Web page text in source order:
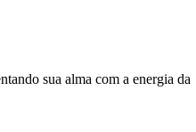
sua alma com a energia da